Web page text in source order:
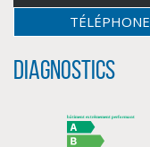
TÉLÉPHONE
Diagnostics